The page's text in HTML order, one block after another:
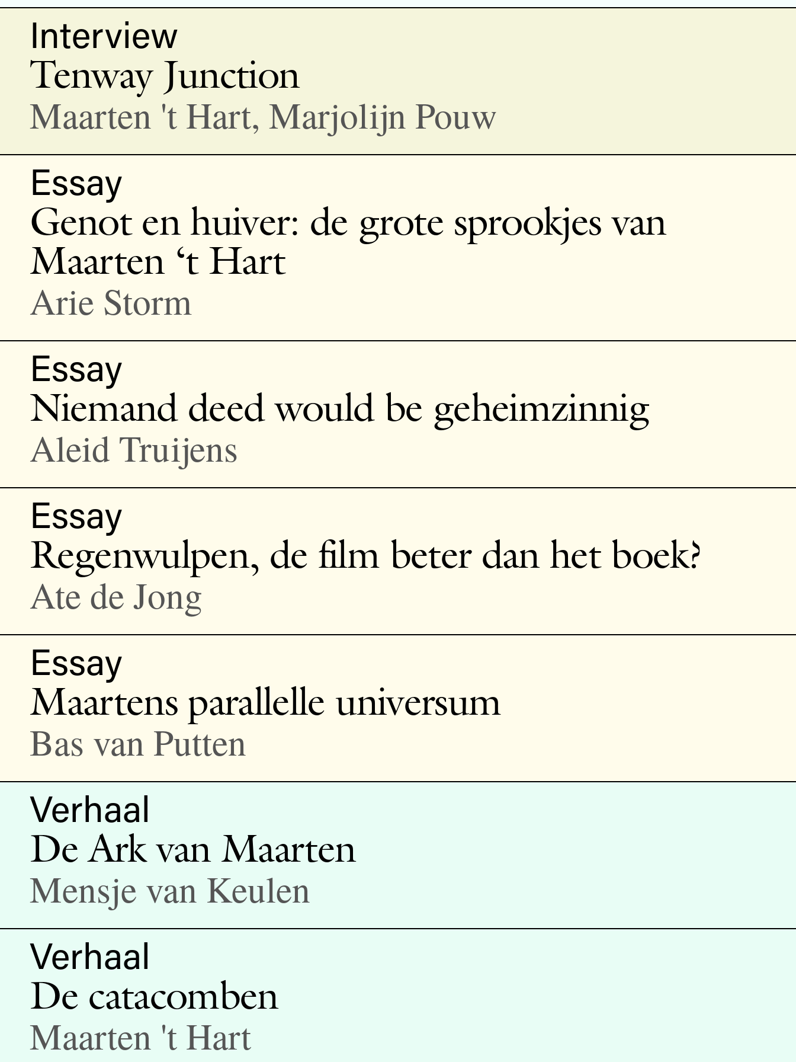
Interview
Tenway Junction
Maarten 't Hart, Marjolijn Pouw
Essay
Genot en huiver: de grote sprookjes van
Maarten ‘t Hart
Arie Storm
Essay
Niemand deed would be geheimzinnig
Aleid Truijens
Essay
Regenwulpen, de film beter dan het boek?
Ate de Jong
Essay
Maartens parallelle universum
Bas van Putten
Verhaal
De Ark van Maarten
Mensje van Keulen
Verhaal
De catacomben
Maarten 't Hart